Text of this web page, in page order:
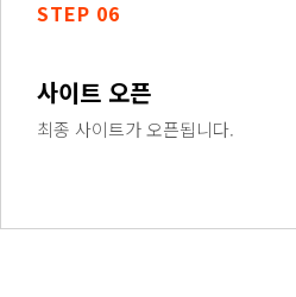
STEP 06
사이트 오픈
최종 사이트가 오픈됩니다.